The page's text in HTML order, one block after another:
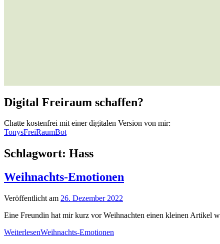
Digital Freiraum schaffen?
Chatte kostenfrei mit einer digitalen Version von mir:
TonysFreiRaumBot
Schlagwort: Hass
Weihnachts-Emotionen
Veröffentlicht am 26. Dezember 2022
Eine Freundin hat mir kurz vor Weihnachten einen kleinen Artikel
WeiterlesenWeihnachts-Emotionen